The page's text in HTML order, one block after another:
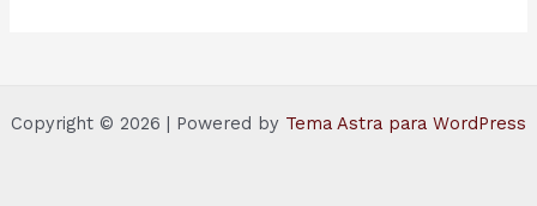
Copyright © 2026 | Powered by Tema Astra para WordPress